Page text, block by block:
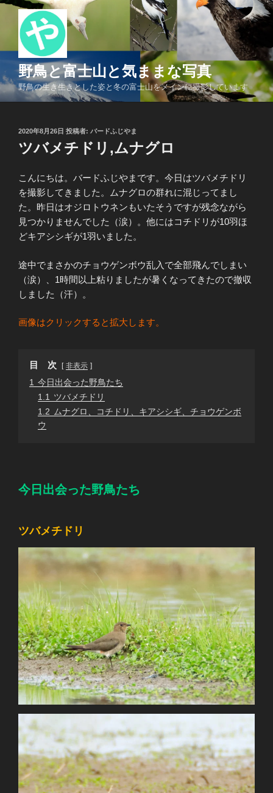
コ
ン
へ
ス
野鳥と富士山と気ままな写真
野鳥の生き生きとした姿と冬の富士山をメインに撮影しています
投
稿
日:
2020年8月26日 投稿者: バードふじやま
ツバメチドリ,ムナグロ
こんにちは。バードふじやまです。今日はツバメチドリ
を撮影してきました。ムナグロの群れに混じってまし
た。昨日はオジロトウネンもいたそうですが残念ながら
見つかりませんでした（涙）。他にはコチドリが10羽ほ
どキアシシギが1羽いました。
途中でまさかのチョウゲンボウ乱入で全部飛んでしまい
（涙）、1時間以上粘りましたが暑くなってきたので撤収
しました（汗）。
画像はクリックすると拡大します。
目 次 非表示
1 今日出会った野鳥たち
1.1 ツバメチドリ
1.2 ムナグロ、コチドリ、キアシシギ、チョウゲンボ
ウ
今日出会った野鳥たち
ツバメチドリ